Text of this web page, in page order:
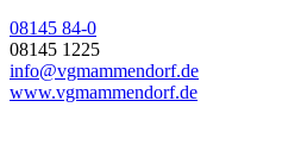
08145 84-0
08145 1225
info@vgmammendorf.de
www.vgmammendorf.de